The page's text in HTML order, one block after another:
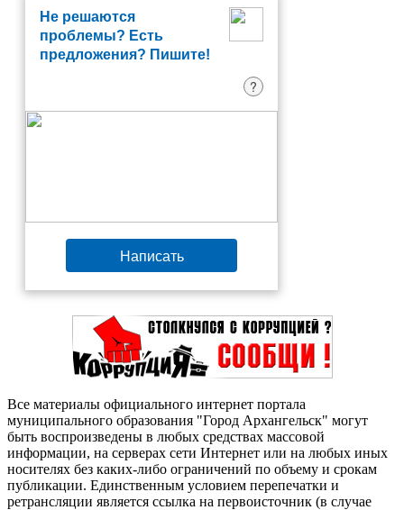
Не решаются
проблемы? Есть
предложения? Пишите!
?
Написать
Все материалы официального интернет портала
муниципального образования "Город Архангельск" могут
быть воспроизведены в любых средствах массовой
информации, на серверах сети Интернет или на любых иных
носителях без каких-либо ограничений по объему и срокам
публикации. Единственным условием перепечатки и
ретрансляции является ссылка на первоисточник (в случае